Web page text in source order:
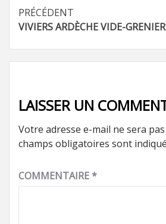
Navigation
d’article
PRÉCÉDENT
VIVIERS ARDÈCHE VIDE-
LAISSER UN
Votre adresse e-mail ne sera
champs obligatoires sont
COMMENTAIRE*